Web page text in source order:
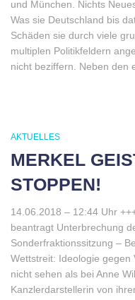
und München. Nichts
Was sie Deutschland bis
Schäden sie durch viele
multiplen Politikfeldern
nicht beziffern. Neben den
AKTUELLES
MERKEL
STOPPEN!
14.06.2018 – 12:44 Uhr
beantragt Unterbrechung
Sonderfraktionssitzung –
Wettstreit: Ideologie
nicht sehen als bei Anne
Kanzlerdarstellerin von